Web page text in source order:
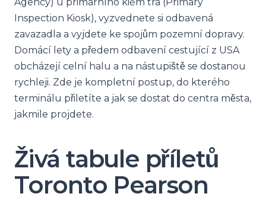
Inspection Kiosk), vyzvednete si odbavená
zavazadla a vyjdete ke spojům pozemní dopravy.
Domácí lety a předem odbavení cestující z USA
obcházejí celní halu a na nástupiště se dostanou
rychleji. Zde je kompletní postup, do kterého
terminálu přiletíte a jak se dostat do centra města,
jakmile projdete.
Živá tabule příletů
Toronto Pearson